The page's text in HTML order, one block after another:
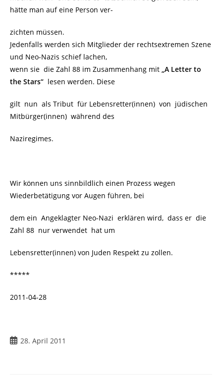
hätte man auf eine Person ver-
zichten müssen.
Jedenfalls werden sich Mitglieder der rechtsextremen Szene
und Neo-Nazis schief lachen,
wenn sie die Zahl 88 im Zusammenhang mit „A Letter to
the Stars“ lesen werden. Diese
gilt nun als Tribut für Lebensretter(innen) von jüdischen
Mitbürger(innen) während des
Naziregimes.
Wir können uns sinnbildlich einen Prozess wegen
Wiederbetätigung vor Augen führen, bei
dem ein Angeklagter Neo-Nazi erklären wird, dass er die
Zahl 88 nur verwendet hat um
Lebensretter(innen) von Juden Respekt zu zollen.
*****
2011-04-28
28. April 2011